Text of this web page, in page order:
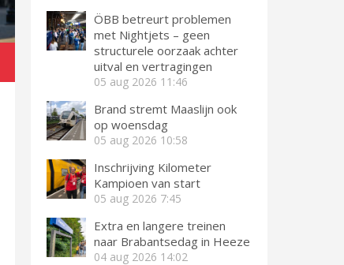
ÖBB betreurt problemen
met Nightjets – geen
structurele oorzaak achter
uitval en vertragingen
05 aug 2026 11:46
Brand stremt Maaslijn ook
op woensdag
05 aug 2026 10:58
Inschrijving Kilometer
Kampioen van start
05 aug 2026 7:45
Extra en langere treinen
naar Brabantsedag in Heeze
04 aug 2026 14:02